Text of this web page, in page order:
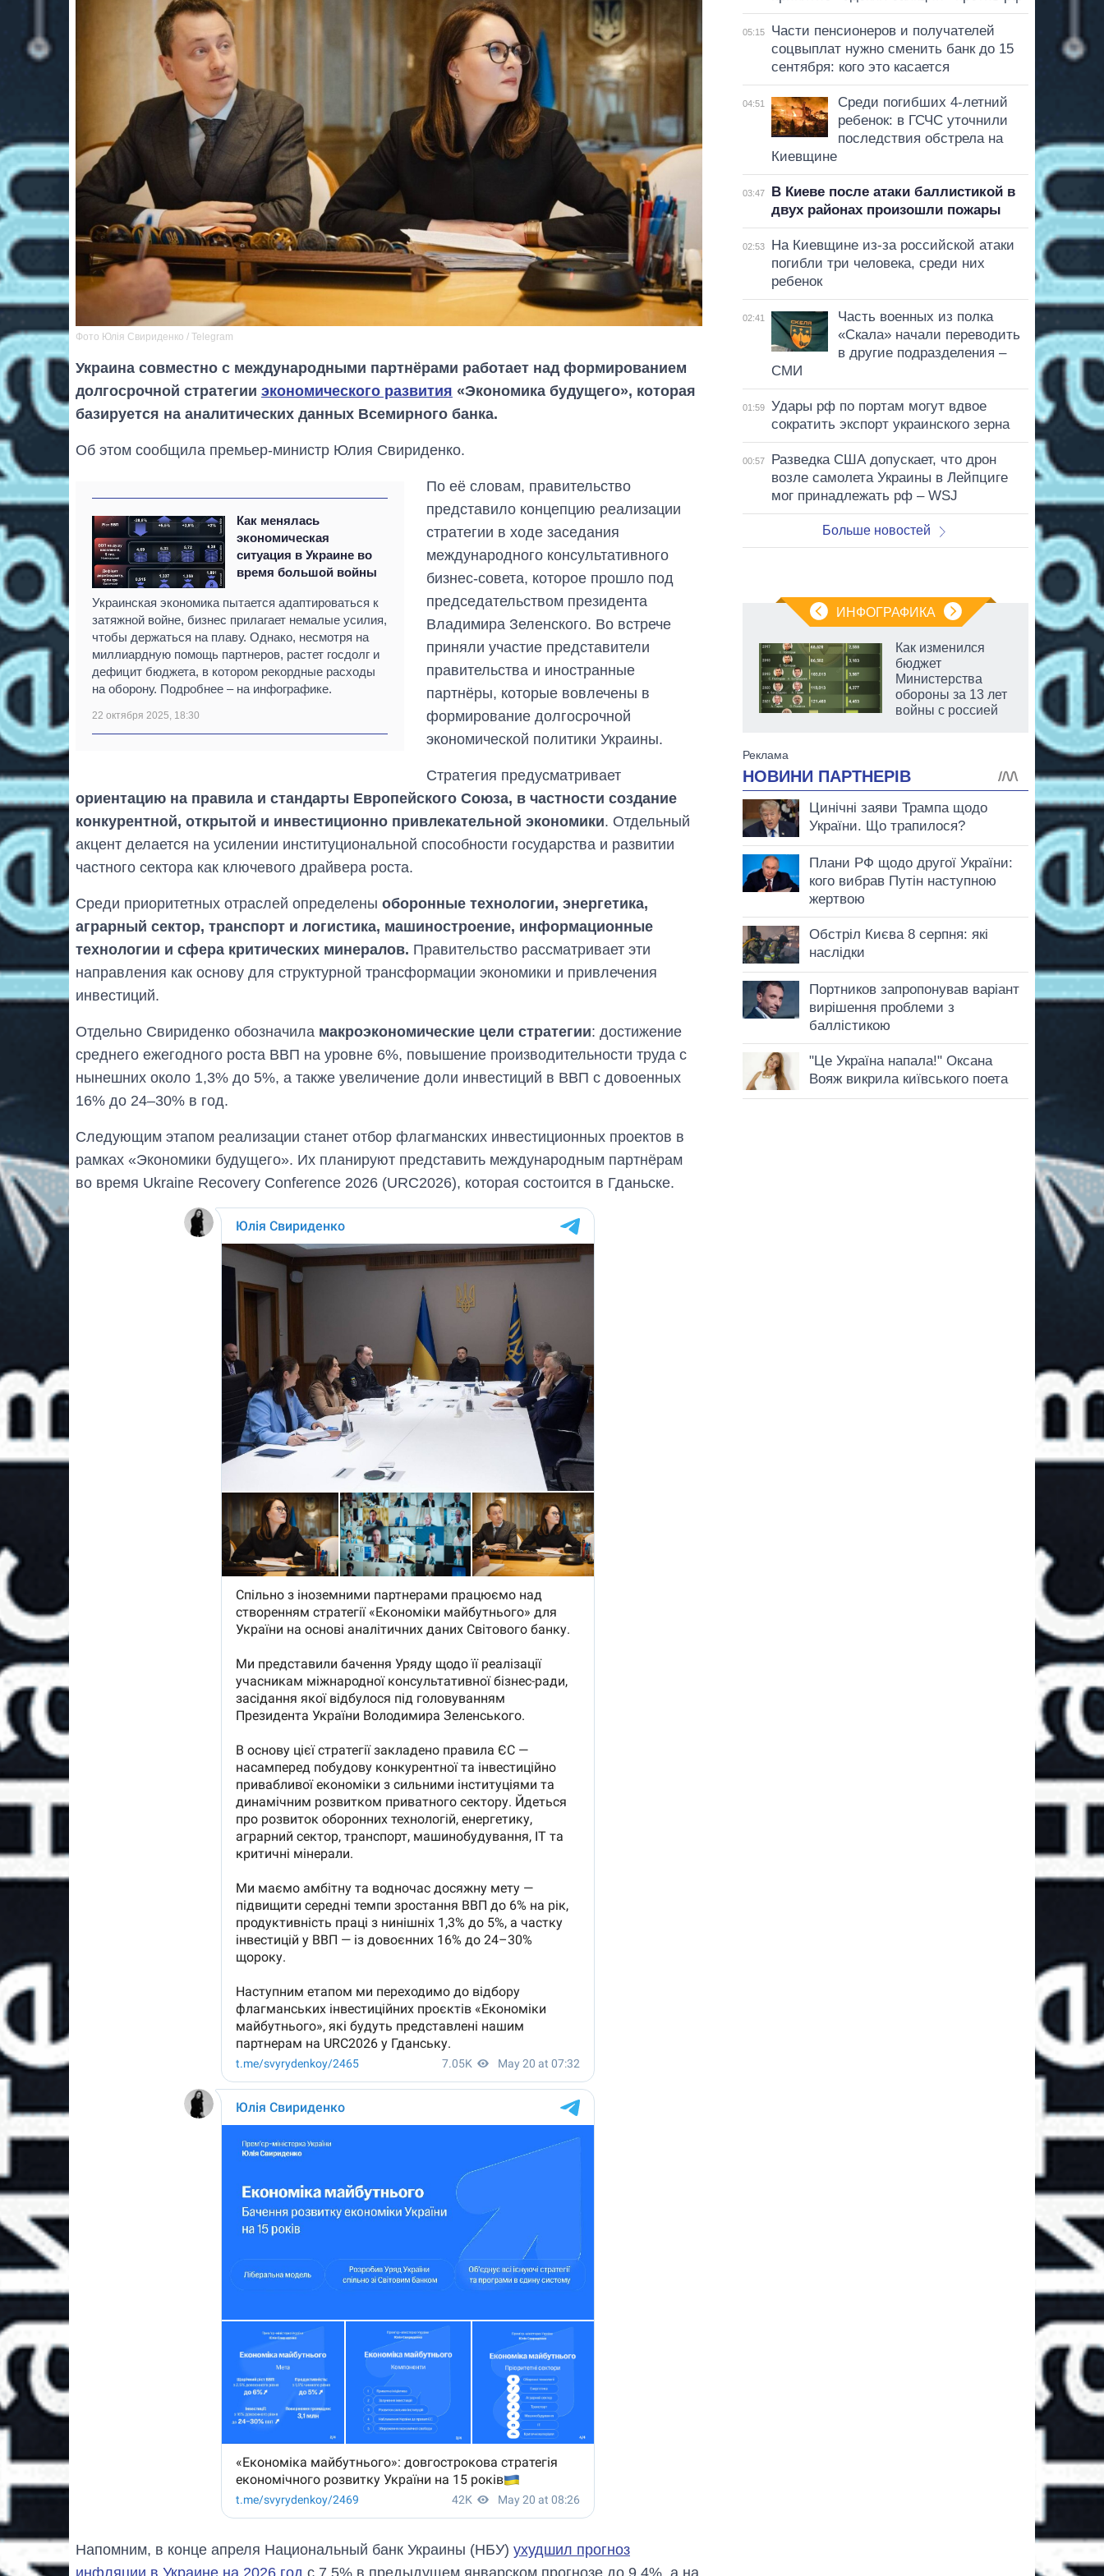
Фото Юлія Свириденко / Telegram
Украина совместно с международными партнёрами работает над формированием
долгосрочной стратегии экономического развития «Экономика будущего», которая
базируется на аналитических данных Всемирного банка.
Об этом сообщила премьер-министр Юлия Свириденко.
Как менялась
экономическая
ситуация в Украине во
время большой войны
Украинская экономика пытается адаптироваться к
затяжной войне, бизнес прилагает немалые усилия,
чтобы держаться на плаву. Однако, несмотря на
миллиардную помощь партнеров, растет госдолг и
дефицит бюджета, в котором рекордные расходы
на оборону. Подробнее – на инфографике.
22 октября 2025, 18:30
По её словам, правительство
представило концепцию реализации
стратегии в ходе заседания
международного консультативного
бизнес-совета, которое прошло под
председательством президента
Владимира Зеленского. Во встрече
приняли участие представители
правительства и иностранные
партнёры, которые вовлечены в
формирование долгосрочной
экономической политики Украины.
Стратегия предусматривает
ориентацию на правила и стандарты Европейского Союза, в частности создание
конкурентной, открытой и инвестиционно привлекательной экономики. Отдельный
акцент делается на усилении институциональной способности государства и развитии
частного сектора как ключевого драйвера роста.
Среди приоритетных отраслей определены оборонные технологии, энергетика,
аграрный сектор, транспорт и логистика, машиностроение, информационные
технологии и сфера критических минералов. Правительство рассматривает эти
направления как основу для структурной трансформации экономики и привлечения
инвестиций.
Отдельно Свириденко обозначила макроэкономические цели стратегии: достижение
среднего ежегодного роста ВВП на уровне 6%, повышение производительности труда с
нынешних около 1,3% до 5%, а также увеличение доли инвестиций в ВВП с довоенных
16% до 24–30% в год.
Следующим этапом реализации станет отбор флагманских инвестиционных проектов в
рамках «Экономики будущего». Их планируют представить международным партнёрам
во время Ukraine Recovery Conference 2026 (URC2026), которая состоится в Гданьске.
Напомним, в конце апреля Национальный банк Украины (НБУ) ухудшил прогноз
05:15
Части пенсионеров и получателей
соцвыплат нужно сменить банк до 15
сентября: кого это касается
04:51
Среди погибших 4-летний
ребенок: в ГСЧС уточнили
последствия обстрела на
Киевщине
03:47
В Киеве после атаки баллистикой в
двух районах произошли пожары
02:53
На Киевщине из-за российской атаки
погибли три человека, среди них
ребенок
02:41
Часть военных из полка
«Скала» начали переводить
в другие подразделения –
СМИ
01:59
Удары рф по портам могут вдвое
сократить экспорт украинского зерна
00:57
Разведка США допускает, что дрон
возле самолета Украины в Лейпциге
мог принадлежать рф – WSJ
Больше новостей
ИНФОГРАФИКА
Дефицит памяти:
на чипы за
последние годы и
что прогнозируют
на 2027-й
Как изменился
бюджет
Министерства
обороны за 13 лет
войны с россией